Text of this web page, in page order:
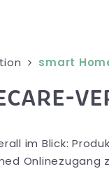
smart
im Blick:
Onlinezugang